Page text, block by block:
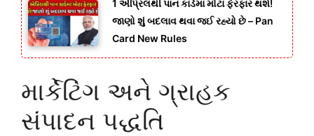
1 એપ્રિલથી પાન કાર્ડમાં મોટા ફેરફાર થશે!
જાણો શું બદલાવ થવા જઈ રહ્યો છે – Pan
Card New Rules
માર્કેટિંગ અને ગ્રાહક
સંપાદન પદ્ધતિ